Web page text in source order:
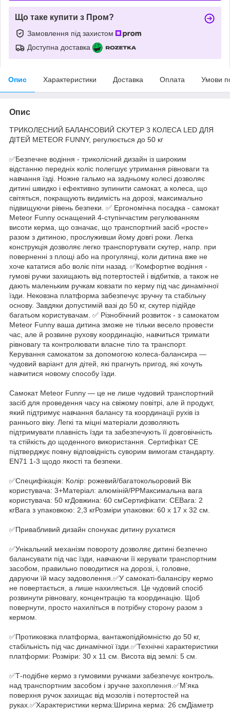
Що таке купити з Пром?
Замовлення під захистом
Доступна доставка
Опис Характеристики Доставка Оплата Умови
Опис
ТРИКОЛЕСНИЙ БАЛАНСОВИЙ СКУТЕР 3 КОЛЕСА LED ДЛЯ
ДІТЕЙ METEOR FUNNY, регулюється до 50 кг
✅Безпечне водіння - триколісний дизайн із широким
відстанню передніх коліс полегшує утримання рівноваги та
навчання їзді. Ножне гальмо на задньому колесі дозволяє
дитині швидко і ефективно зупинити самокат, а колеса, що
світяться, покращують видимість на дорозі, максимально
підвищуючи рівень безпеки. ✅ Ергономічна посадка - самокат
Meteor Funny оснащений 4-ступінчастим регулюванням
висоти керма, що означає, що транспортний засіб «росте»
разом з дитиною, прослуживши йому довгі роки. Легка
конструкція дозволяє легко транспортувати скутер, напр. при
поверненні з площі або на прогулянці, коли дитина вже не
хоче кататися або воліє піти назад. ✅Комфортне водіння -
гумові ручки захищають від потертостей і відбитків, а також не
дають маленьким ручкам ковзати по керму під час динамічної
їзди. Нековзна платформа забезпечує зручну та стабільну
основу. Завдяки допустимій вазі до 50 кг, скутер підійде
багатьом користувачам. ✅ Різнобічний розвиток - з самокатом
Meteor Funny ваша дитина зможе не тільки весело провести
час, але й розвине рухову координацію, навчиться тримати
рівновагу та контролювати власне тіло та транспорт.
Керування самокатом за допомогою колеса-балансира —
чудовий варіант для дітей, які прагнуть пригод, які хочуть
навчитися новому способу їзди.
Самокат Meteor Funny — це не лише чудовий транспортний
засіб для проведення часу на свіжому повітрі, але й продукт,
який підтримує навчання балансу та координації рухів із
раннього віку. Легкі та міцні матеріали дозволяють
підтримувати плавність їзди та забезпечують її довговічність
та стійкість до щоденного використання. Сертифікат CE
підтверджує повну відповідність суворим вимогам стандарту.
EN71 1-3 щодо якості та безпеки.
✅Специфікація: Колір: рожевий/багатокольоровий Вік
користувача: 3+Матеріал: алюміній/PPМаксимальна вага
користувача: 50 кгДовжина: 60 смСертифікати: CEВага: 2
кгВага з упаковкою: 2,3 кгРозміри упаковки: 60 x 17 x 32 см.
✅Привабливий дизайн спонукає дитину рухатися
✅Унікальний механізм повороту дозволяє дитині безпечно
балансувати під час їзди, навчаючи її керувати транспортним
засобом, правильно поводитися на дорозі, і, головне,
даруючи їй масу задоволення.✅У самокаті-балансіру кермо
не повертається, а лише нахиляється. Це чудовий спосіб
розвинути рівновагу, концентрацію та координацію. Щоб
повернути, просто нахиліться в потрібну сторону разом з
кермом.
✅Протиковзка платформа, вантажопідйомністю до 50 кг,
стабільність під час динамічної їзди.✅Технічні характеристики
платформи: Розміри: 30 x 11 см. Висота від землі: 5 см.
✅Т-подібне кермо з гумовими ручками забезпечує контроль.
над транспортним засобом і зручне захоплення.✅М’яка
поверхня ручок захищає від мозолів і потертостей на
руках.✅Характеристики керма:Ширина керма: 26 смДіаметр